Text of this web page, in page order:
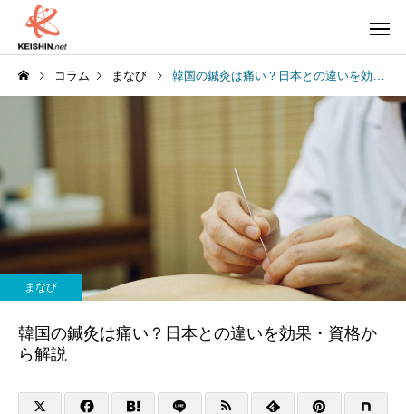
コラム まなび 韓国の鍼灸は痛い？日本との違いを効果・資格から解説
まなび
韓国の鍼灸は痛い？日本との違いを効果・資格か
ら解説